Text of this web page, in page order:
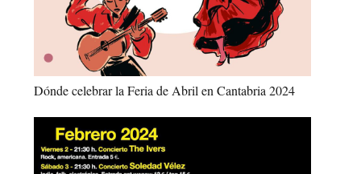
Dónde celebrar la Feria de Abril en Cantabria 2024